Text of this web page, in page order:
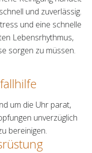
und zuverlässig.
und eine schnelle
Lebensrhythmus,
sorgen zu müssen.
um die Uhr parat,
unverzüglich
bereinigen.